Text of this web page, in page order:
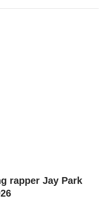
rapper Jay Park